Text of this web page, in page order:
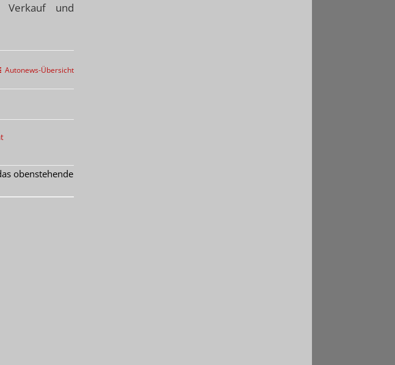
Verkauf und
Autonews-Übersicht
obenstehende